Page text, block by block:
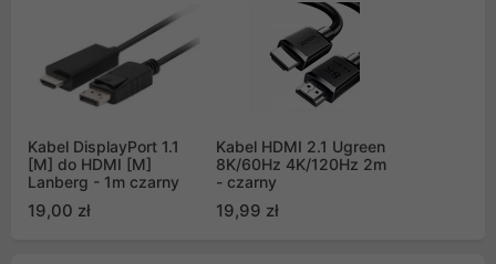
Kabel DisplayPort 1.1
[M] do HDMI [M]
Lanberg - 1m czarny
19,00 zł
Kabel HDMI 2.1 Ugreen
8K/60Hz 4K/120Hz 2m
- czarny
19,99 zł